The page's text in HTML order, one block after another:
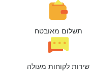
תשלום מאובטח
שירות לקוחות מעולה